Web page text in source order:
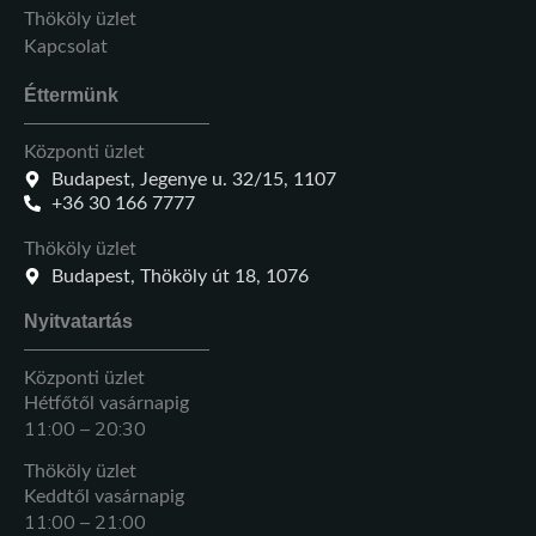
Thököly üzlet
Kapcsolat
Éttermünk
Központi üzlet
Budapest, Jegenye u. 32/15, 1107
+36 30 166 7777
Thököly üzlet
Budapest, Thököly út 18, 1076
Nyitvatartás
Központi üzlet
Hétfőtől vasárnapig
11:00 – 20:30
Thököly üzlet
Keddtől vasárnapig
11:00 – 21:00